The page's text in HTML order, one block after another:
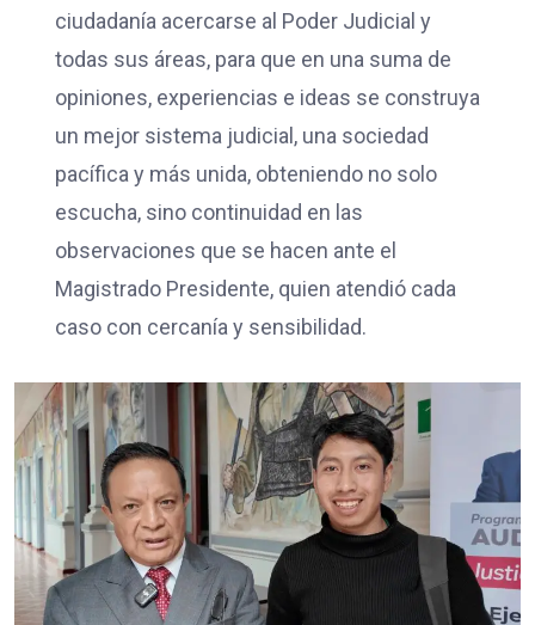
ciudadanía acercarse al Poder Judicial y
todas sus áreas, para que en una suma de
opiniones, experiencias e ideas se construya
un mejor sistema judicial, una sociedad
pacífica y más unida, obteniendo no solo
escucha, sino continuidad en las
observaciones que se hacen ante el
Magistrado Presidente, quien atendió cada
caso con cercanía y sensibilidad.